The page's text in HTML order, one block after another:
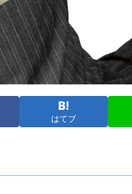
はてブ